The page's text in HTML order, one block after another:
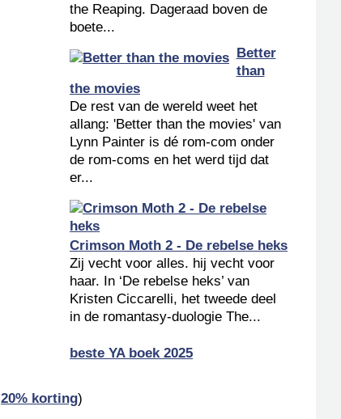
the Reaping. Dageraad boven de
boete...
Better
than
the movies
De rest van de wereld weet het
allang: 'Better than the movies' van
Lynn Painter is dé rom-com onder
de rom-coms en het werd tijd dat
er...
Crimson Moth 2 - De rebelse heks
Zij vecht voor alles. hij vecht voor
haar. In ‘De rebelse heks’ van
Kristen Ciccarelli, het tweede deel
in de romantasy-duologie The...
beste YA boek 2025
20% korting)